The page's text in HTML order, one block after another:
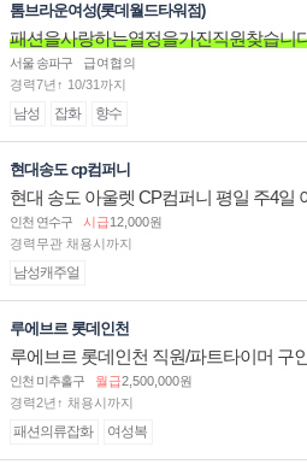
톰브라운여성(롯데월드타워점)
패션을사랑하는열정을가진직원찾습니
서울 송파구
급여협의
경력7년↑ 10/31까지
남성 잡화 향수
현대송도 cp컴퍼니
현대 송도 아울렛 CP컴퍼니 평일 주4일
인천 연수구 시급12,000원
경력무관 채용시까지
남성캐주얼
루에브르 롯데인천
루에브르 롯데인천 직원/파트타이머 구
인천 미추홀구 월급2,500,000원
경력2년↑ 채용시까지
패션의류잡화 여성복